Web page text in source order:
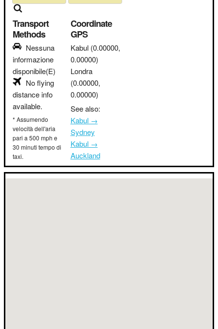
Transport
Methods
Nessuna
informazione
disponibile(E)
No flying
distance info
available.
* Assumendo
velocità dell'aria
pari a 500 mph e
30 minuti tempo di
taxi.
Coordinate
GPS
Kabul (0.00000,
0.00000)
Londra
(0.00000,
0.00000)
See also:
Kabul →
Sydney
Kabul →
Auckland